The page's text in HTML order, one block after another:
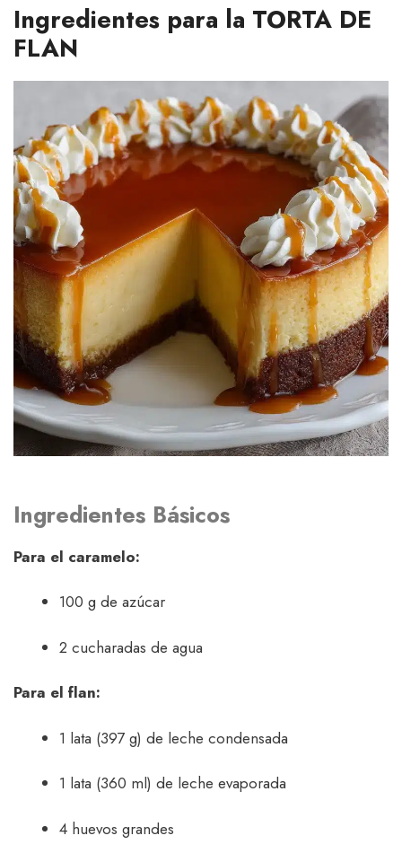
Ingredientes para la TORTA DE
FLAN
Ingredientes Básicos
Para el caramelo:
100 g de azúcar
2 cucharadas de agua
Para el flan:
1 lata (397 g) de leche condensada
1 lata (360 ml) de leche evaporada
4 huevos grandes